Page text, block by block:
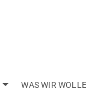
WAS WIR